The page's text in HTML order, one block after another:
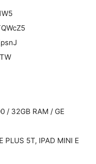
/ 32GB RAM / GE
PLUS 5T, IPAD MINI E